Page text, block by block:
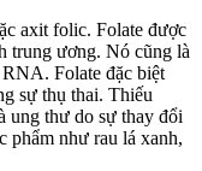
axit folic. Folate được
trung ương. Nó cũng là
Folate đặc biệt
sự thụ thai. Thiếu
ung thư do sự thay đổi
phẩm như rau lá xanh,